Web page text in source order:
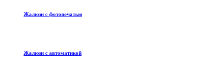
Жалюзи с фотопечатью
Жалюзи с автоматикой